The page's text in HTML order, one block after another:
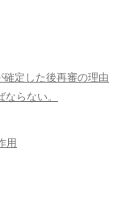
定した後再審の理由
らない。
用